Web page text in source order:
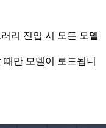
리 진입 시 모든 모델
만 모델이 로드됩니